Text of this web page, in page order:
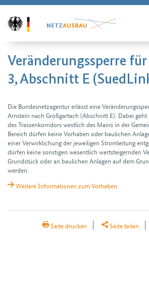
Veränderungssperre
3, Abschnitt E
Die Bundesnetz­agentur erlässt eine
Arnstein nach Großgartach (Abschnitt E). Dabei geht
des Trassen­korridors westlich des Mains in der
Bereich dürfen keine Vorhaben oder baulichen
einer Verwirk­lichung der jeweiligen Strom­leitung
dürfen keine sonstigen wesentlich wert­steigernden
Grundstück oder an baulichen Anlagen auf dem
werden.
Weitere Informationen zum Vorhaben
Seite drucken Seite teilen